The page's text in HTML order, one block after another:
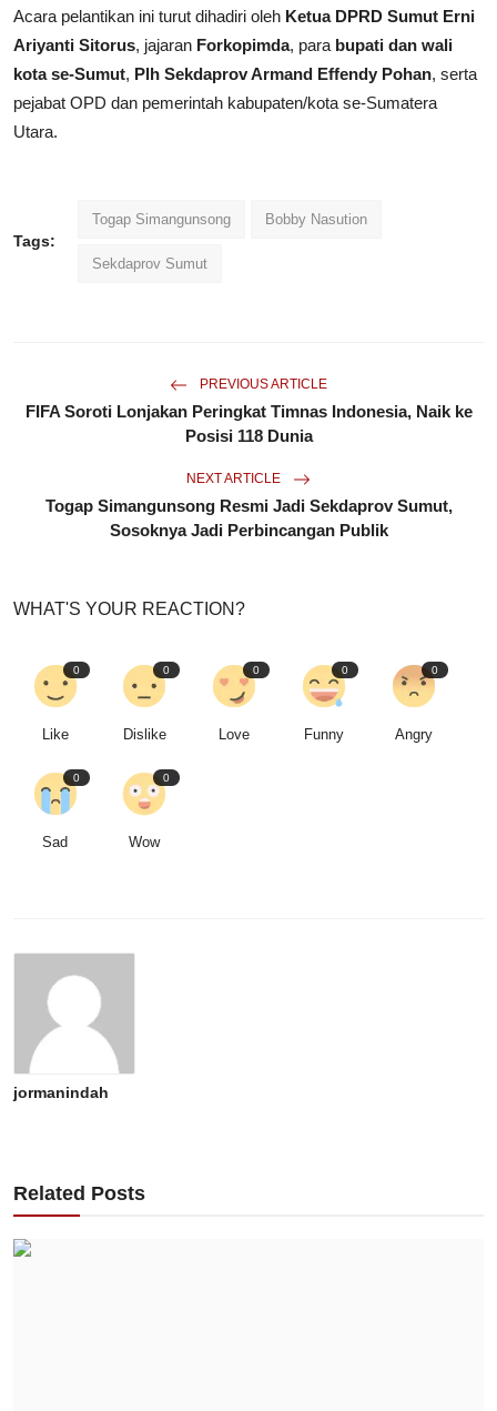
Acara pelantikan ini turut dihadiri oleh Ketua DPRD Sumut Erni
Ariyanti Sitorus, jajaran Forkopimda, para bupati dan wali
kota se-Sumut, Plh Sekdaprov Armand Effendy Pohan, serta
pejabat OPD dan pemerintah kabupaten/kota se-Sumatera
Utara.
Tags:
Togap Simangunsong Bobby Nasution
Sekdaprov Sumut
PREVIOUS ARTICLE
FIFA Soroti Lonjakan Peringkat Timnas Indonesia, Naik ke
Posisi 118 Dunia
NEXT ARTICLE
Togap Simangunsong Resmi Jadi Sekdaprov Sumut,
Sosoknya Jadi Perbincangan Publik
WHAT'S YOUR REACTION?
0
Like
0
Dislike
0
Love
0
Funny
0
Angry
0
Sad
0
Wow
jormanindah
Related Posts